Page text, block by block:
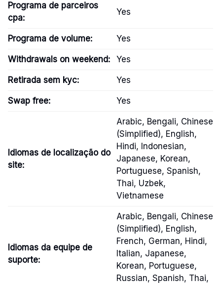
Programa de parceiros
cpa:
Yes
Programa de volume: Yes
Withdrawals on weekend: Yes
Retirada sem kyc: Yes
Swap free: Yes
Idiomas de localização do
site:
Arabic, Bengali, Chinese
(Simplified), English,
Hindi, Indonesian,
Japanese, Korean,
Portuguese, Spanish,
Thai, Uzbek,
Vietnamese
Idiomas da equipe de
suporte:
Arabic, Bengali, Chinese
(Simplified), English,
French, German, Hindi,
Italian, Japanese,
Korean, Portuguese,
Russian, Spanish, Thai,